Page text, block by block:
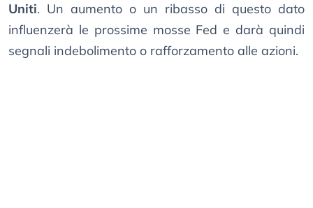
Uniti. Un aumento o un ribasso di questo dato
influenzerà le prossime mosse Fed e darà quindi
segnali indebolimento o rafforzamento alle azioni.